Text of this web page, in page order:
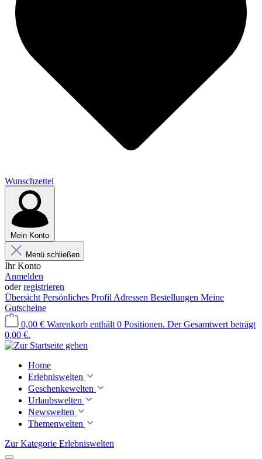
Wunschzettel
Mein Konto
Menü schließen
Ihr Konto
Anmelden
oderregistrieren
Übersicht Persönliches Profil Adressen Bestellungen Meine
Gutscheine
0,00 € Warenkorb enthält 0 Positionen. Der Gesamtwert beträgt
0,00 €.
Home
Erlebniswelten
Geschenkewelten
Urlaubswelten
Newswelten
Themenwelten
Zur Kategorie Erlebniswelten